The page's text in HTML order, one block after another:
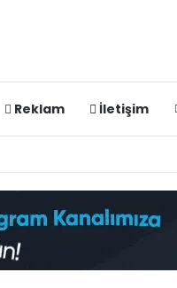
Reklam İletişim